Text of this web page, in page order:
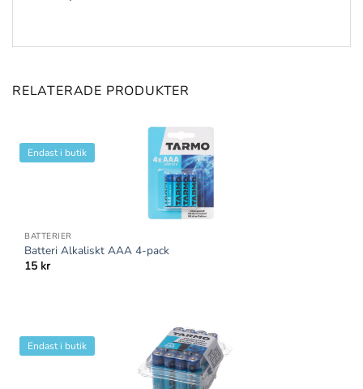
RELATERADE PRODUKTER
Endast i butik
BATTERIER
Batteri Alkaliskt AAA 4-pack
15 kr
Endast i butik